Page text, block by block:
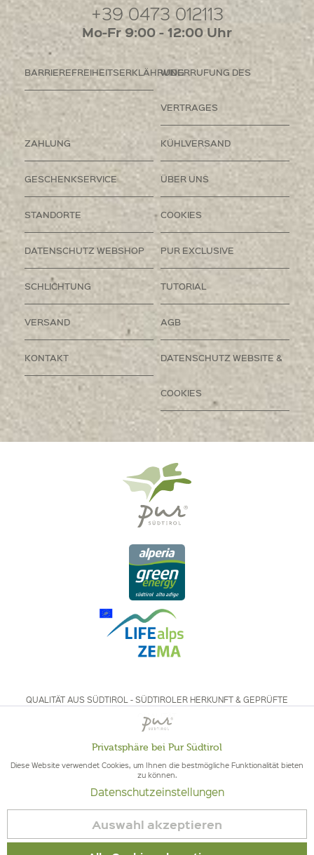
+39 0473 012113
Mo-Fr 9:00 - 12:00 Uhr
BARRIEREFREIHEITSERKLÄHRUNGWIDERRUFUNG DES
VERTRAGES
ZAHLUNG KÜHLVERSAND
GESCHENKSERVICE ÜBER UNS
STANDORTE COOKIES
DATENSCHUTZ WEBSHOP PUR EXCLUSIVE
SCHLICHTUNG TUTORIAL
VERSAND AGB
KONTAKT DATENSCHUTZ WEBSITE &
COOKIES
QUALITÄT AUS SÜDTIROL - SÜDTIROLER HERKUNFT & GEPRÜFTE
QUALITÄT
Vertrag widerrufen
Aktiv
Inaktiv
Inaktiv
Privatsphäre bei Pur Südtirol
Diese Website verwendet Cookies, um Ihnen die bestmögliche Funktionalität bieten
zu können.
Datenschutzeinstellungen
Auswahl akzeptieren